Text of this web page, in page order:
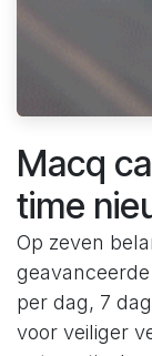
Macq
time
Op zeven
per dag, 7
voor veiliger